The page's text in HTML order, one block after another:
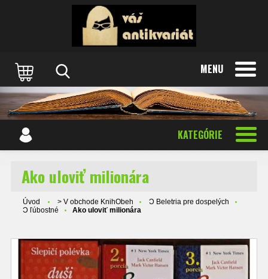
MENU
KATEGÓRIE
Ako uloviť milionára
Úvod > V obchode KnihObeh
Ɔ Beletria pre dospelých
Ɔ ľúbostné
Ako uloviť milionára